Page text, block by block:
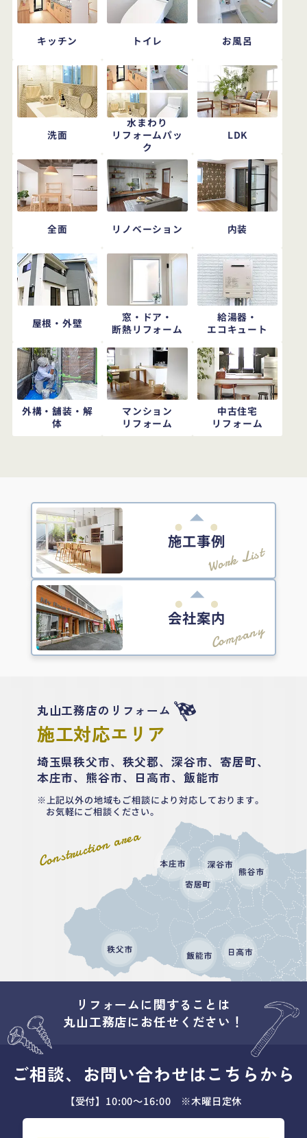
キッチン トイレ お風呂
洗面
水まわり
リフォームパッ
ク
LDK
全面 リノベーション 内装
屋根・外壁
窓・ドア・
断熱リフォーム
給湯器・
エコキュート
外構・舗装・解
体
マンション
リフォーム
中古住宅
リフォーム
施工事例
Work List
会社案内
Company
Construction area
丸山工務店のリフォーム
施工対応エリア
埼玉県秩父市、秩父郡、深谷市、寄居町、
本庄市、熊谷市、日高市、飯能市
上記以外の地域もご相談により対応しております。
お気軽にご相談ください。
リフォームに関することは
丸山工務店にお任せください！
ご相談、お問い合わせはこちらから
【受付】10:00～16:00 ※木曜日定休